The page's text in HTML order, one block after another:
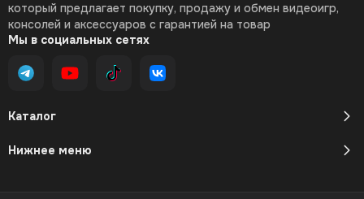
Каталог
Нижнее меню
который предлагает покупку, продажу и обмен видеоигр,
консолей и аксессуаров с гарантией на товар
Мы в социальных сетях